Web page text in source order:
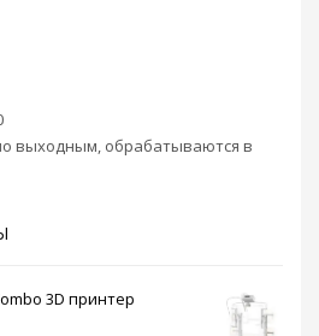
выходным, обрабатываются в
3D принтер